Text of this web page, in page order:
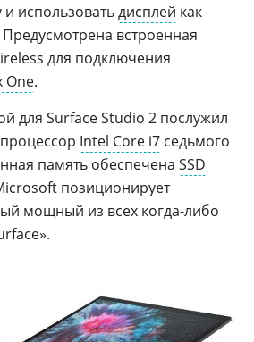
и использоватьдисплей как
Предусмотрена встроенная
для подключения
One.
для Surface Studio 2 послужил
Intel Core i7 седьмого
память обеспечена SSD
позиционирует
мощный из всех когда-либо